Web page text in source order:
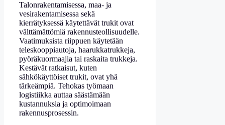
Talonrakentamisessa, maa- ja
vesirakentamisessa sekä
kierrätyksessä käytettävät trukit ovat
välttämättömiä rakennusteollisuudelle.
Vaatimuksista riippuen käytetään
teleskooppiautoja, haarukkatrukkeja,
pyöräkuormaajia tai raskaita trukkeja.
Kestävät ratkaisut, kuten
sähkökäyttöiset trukit, ovat yhä
tärkeämpiä. Tehokas työmaan
logistiikka auttaa säästämään
kustannuksia ja optimoimaan
rakennusprosessin.